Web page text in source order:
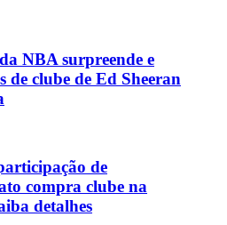
NBA surpreende e
de clube de Ed Sheeran
de
compra clube na
detalhes